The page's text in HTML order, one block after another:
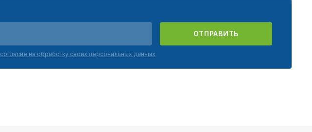
ОТПРАВИТЬ
согласие на обработку своих персональных данных